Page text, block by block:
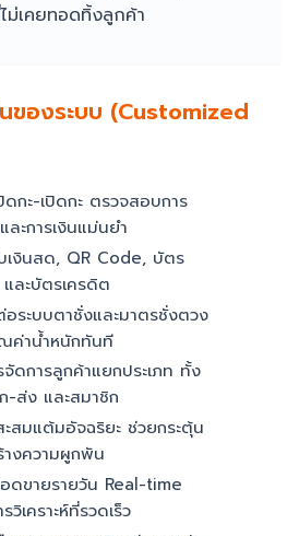
ม่เคยทอดทิ้งลูกค้า
องระบบ (Customized
ดกะ-เปิดกะ ตรวจสอบการ
ละการเงินแม่นยำ
เงินสด, QR Code, บัตร
ละบัตรเครดิต
อระบบตาชั่งและมาตรชั่งตวง
ค่าน้ำหนักทันที
จัดการลูกค้าแยกประเภท ทั้ง
-ส่ง และสมาชิก
ะสมแต้มอัจฉริยะ ช่วยกระตุ้น
างความผูกพัน
ดขายรายวัน Real-time
วิเคราะห์ที่รวดเร็ว